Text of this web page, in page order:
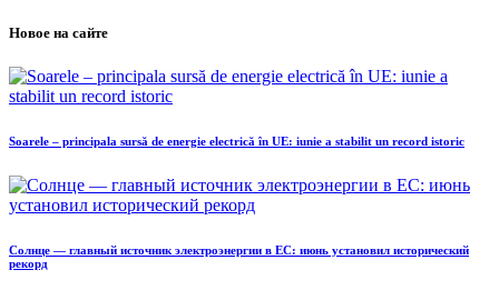
Новое на сайте
Soarele – principala sursă de energie electrică în UE: iunie a stabilit un record istoric
Солнце — главный источник электроэнергии в ЕС: июнь установил исторический
рекорд